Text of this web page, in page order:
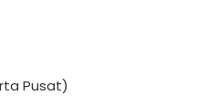
Pusat)